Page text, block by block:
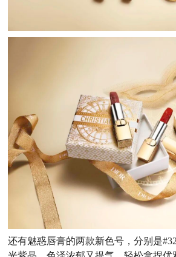
还有魅惑唇膏的两款新色号，分别是